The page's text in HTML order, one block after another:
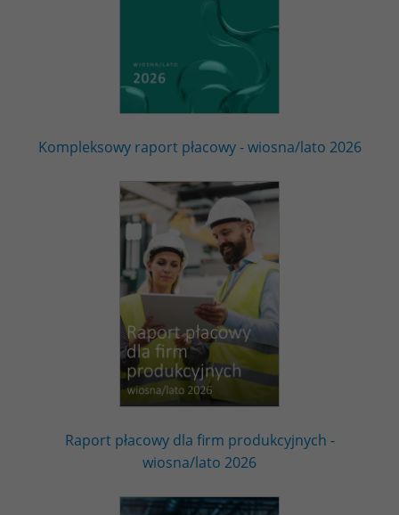
Kompleksowy raport płacowy - wiosna/lato 2026
Raport płacowy dla firm produkcyjnych -
wiosna/lato 2026